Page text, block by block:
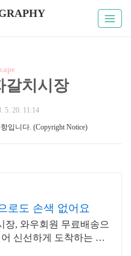
갈치시장
5. 20. 11:14
입니다. (Copyright Notice)
로도 손색 없어요
장, 와우회원 무료배송으
신선하게 도착하는 생